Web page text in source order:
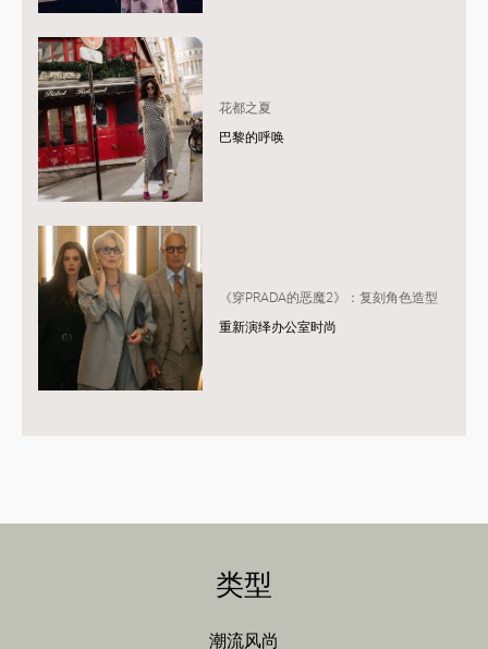
花都之夏
巴黎的呼唤
《穿PRADA的恶魔2》：复刻角色造型
重新演绎办公室时尚
类型
潮流风尚